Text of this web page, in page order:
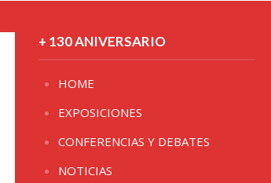
+ 130 ANIVERSARIO
HOME
EXPOSICIONES
CONFERENCIAS Y DEBATES
NOTICIAS